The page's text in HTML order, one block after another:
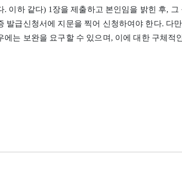
. 이하 같다) 1장을 제출하고 본인임을 밝힌 후,
발급신청서에 지문을 찍어 신청하여야 한다. 다
에는 보완을 요구할 수 있으며, 이에 대한 구체적